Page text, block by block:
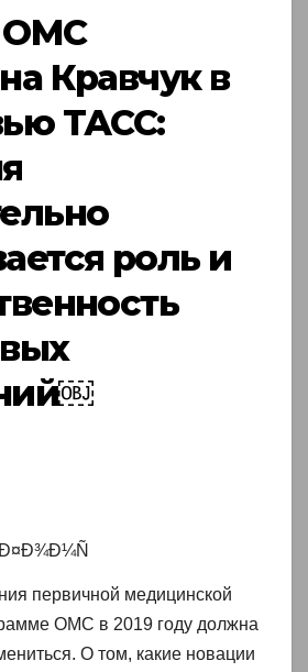
ОМС
Кравчук в
ТАСС:
роль и
первичной медицинской
ОМС в 2019 году должна
О том, какие новации